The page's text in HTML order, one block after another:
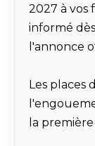
2027 à vos
informé
l'annonce
Les places
la